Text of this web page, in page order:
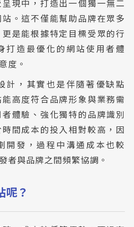
現中，打造出一個獨一無二
。這不僅能幫助品牌在眾多
是能根據特定目標受眾的行
打造最優化的網站使用者體
度。
計，其實也是伴隨著優缺點
高度符合品牌形象與業務需
體驗、強化獨特的品牌識別
間成本的投入相對較高，因
開發，過程中溝通成本也較
者與品牌之間頻繁協調。
呢？